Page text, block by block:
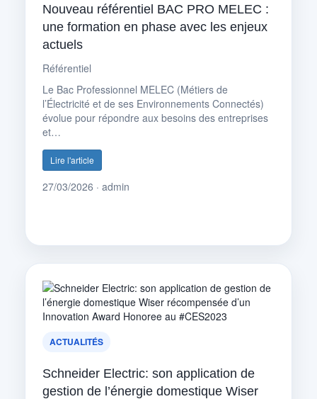
Nouveau référentiel BAC PRO MELEC :
une formation en phase avec les enjeux
actuels
Référentiel
Le Bac Professionnel MELEC (Métiers de
l’Électricité et de ses Environnements Connectés)
évolue pour répondre aux besoins des entreprises
et…
Lire l'article
27/03/2026 · admin
ACTUALITÉS
Schneider Electric: son application de
gestion de l’énergie domestique Wiser